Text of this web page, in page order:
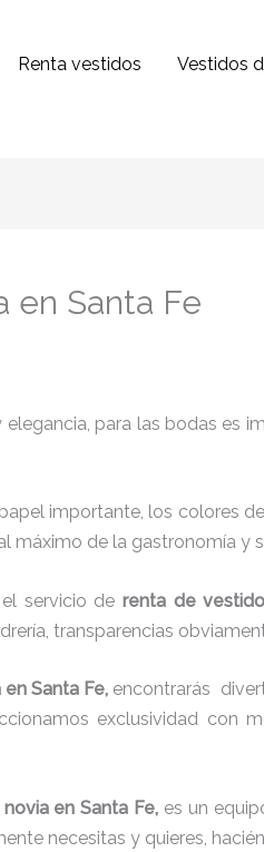
Renta vestidos Vestidos
en Santa Fe
para las bodas es
importante, los colores
máximo de la gastronomía y
el servicio derenta de
transparencias
Santa Fe, encontrarás
exclusividad con
en Santa Fe, es un
necesitas y quieres,